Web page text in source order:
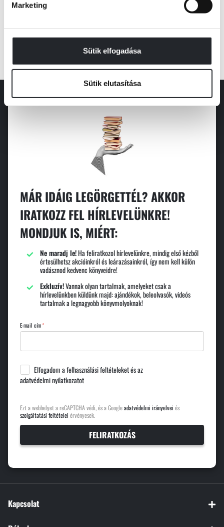
Marketing
Sütik elfogadása
Sütik elutasítása
Összes könyv
MÁR IDÁIG LEGÖRGETTÉL? AKKOR
IRATKOZZ FEL HÍRLEVELÜNKRE!
MONDJUK IS, MIÉRT:
Ne maradj le!Ha feliratkozol hírlevelünkre, mindig első kézből
értesülhetsz akcióinkról és leárazásainkról, így nem kell külön
vadásznod kedvenc könyveidre!
Exkluzív!Vannak olyan tartalmak, amelyeket csak a
hírlevelünkben küldünk majd: ajándékok, beleolvasók, videós
tartalmak a legnagyobb könyvmolyoknak!
E-mail cím
Elfogadom afelhasználási feltételeketés az
adatvédelmi nyilatkozatot
Ezt a webhelyet a reCAPTCHA védi, és a Googleadatvédelmi irányelvei és
szolgáltatási feltételei érvényesek.
FELIRATKOZÁS
Kapcsolat